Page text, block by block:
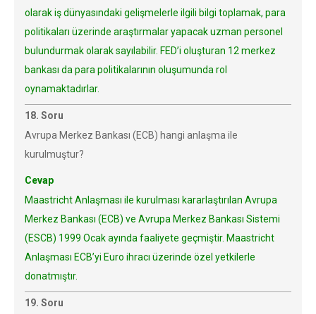
olarak iş dünyasındaki gelişmelerle ilgili bilgi toplamak, para
politikaları üzerinde araştırmalar yapacak uzman personel
bulundurmak olarak sayılabilir. FED’i oluşturan 12 merkez
bankası da para politikalarının oluşumunda rol
oynamaktadırlar.
18. Soru
Avrupa Merkez Bankası (ECB) hangi anlaşma ile
kurulmuştur?
Cevap
Maastricht Anlaşması ile kurulması kararlaştırılan Avrupa
Merkez Bankası (ECB) ve Avrupa Merkez Bankası Sistemi
(ESCB) 1999 Ocak ayında faaliyete geçmiştir. Maastricht
Anlaşması ECB’yi Euro ihracı üzerinde özel yetkilerle
donatmıştır.
19. Soru